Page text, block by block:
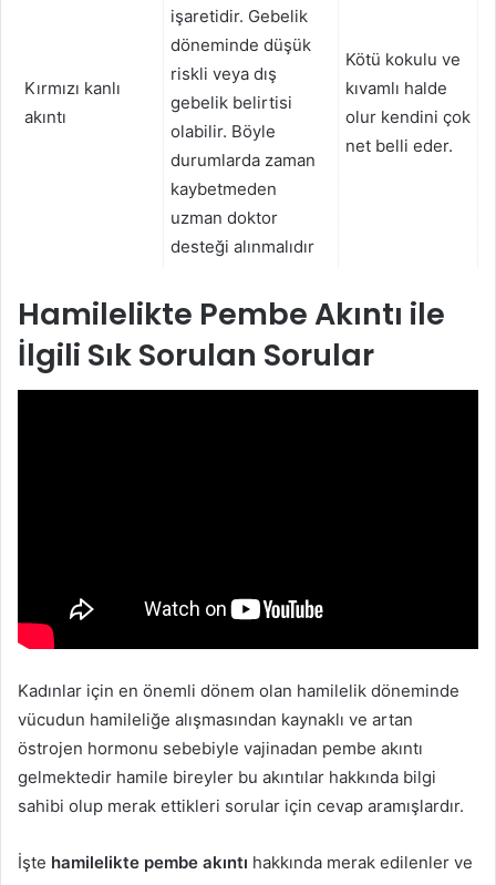
Kırmızı kanlı
akıntı
işaretidir. Gebelik
döneminde düşük
riskli veya dış
gebelik belirtisi
olabilir. Böyle
durumlarda zaman
kaybetmeden
uzman doktor
desteği alınmalıdır
Kötü kokulu ve
kıvamlı halde
olur kendini çok
net belli eder.
Hamilelikte Pembe Akıntı ile
İlgili Sık Sorulan Sorular
Kadınlar için en önemli dönem olan hamilelik döneminde
vücudun hamileliğe alışmasından kaynaklı ve artan
östrojen hormonu sebebiyle vajinadan pembe akıntı
gelmektedir hamile bireyler bu akıntılar hakkında bilgi
sahibi olup merak ettikleri sorular için cevap aramışlardır.
İşte hamilelikte pembe akıntı hakkında merak edilenler ve